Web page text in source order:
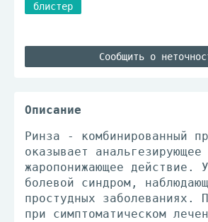
блистер
Сообщить о
Описание
Ринза - комбинированный
оказывает анальгезирующее
жаропонижающее действие.
болевой синдром,
простудных заболеваниях.
при симптоматическом